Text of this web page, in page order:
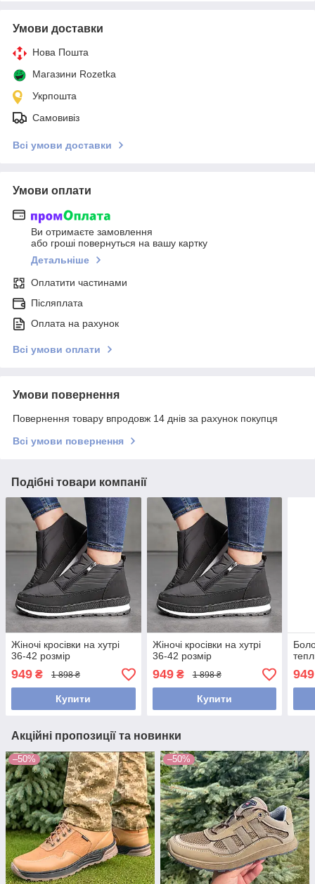
Умови доставки
Нова Пошта
Магазини Rozetka
Укрпошта
Самовивіз
Всі умови доставки
Умови оплати
Ви отримаєте замовлення
або гроші повернуться на вашу картку
Детальніше
Оплатити частинами
Післяплата
Оплата на рахунок
Всі умови оплати
Умови повернення
Повернення товару впродовж 14 днів за рахунок покупця
Всі умови повернення
Подібні товари компанії
Жіночі кросівки на хутрі
36-42 розмір
949 ₴ 1 898 ₴
Купити
Жіночі кросівки на хутрі
36-42 розмір
949₴ 1 898 ₴
Купити
949
Акційні пропозиції та новинки
–50% –50%